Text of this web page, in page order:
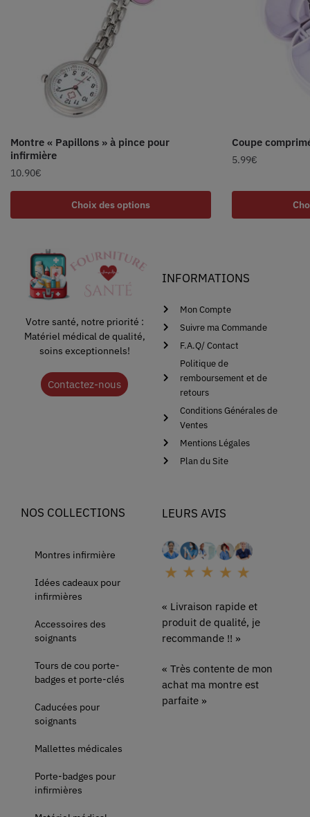
Montre « Papillons » à pince pour
infirmière
10.90€
Choix des options
Coupe
5.99€
Votre santé, notre priorité :
Matériel médical de qualité,
soins exceptionnels!
Contactez-nous
INFORMATIONS
Mon Compte
Suivre ma Commande
F.A.Q/ Contact
Politique de
remboursement et de
retours
Conditions Générales de
Ventes
Mentions Légales
Plan du Site
NOS COLLECTIONS
Montres infirmière
Idées cadeaux pour
infirmières
Accessoires des
soignants
Tours de cou porte-
badges et porte-clés
Caducées pour
soignants
Mallettes médicales
Porte-badges pour
infirmières
LEURS AVIS
« Livraison rapide et
produit de qualité, je
recommande !! »
« Très contente de mon
achat ma montre est
parfaite »